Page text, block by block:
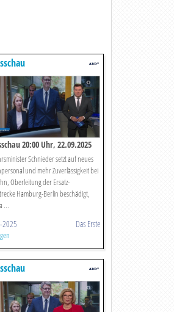
20:00 Uhr, 22.09.2025
Schnieder setzt auf neues
und mehr Zuverlässigkeit bei
Oberleitung der Ersatz-
Hamburg-Berlin beschädigt,
...
Das Erste